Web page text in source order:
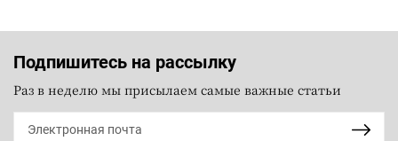
Подпишитесь на рассылку
Раз в неделю мы присылаем самые важные статьи